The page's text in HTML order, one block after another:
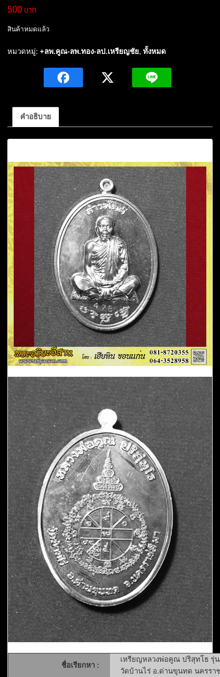
500
สินค้าหมดแล้ว
หมวดหมู่: +ลพ.คูณ-ลพ.ทอง-ลป.เหรียญชัย, ทั้งหมด
คำอธิบาย
ชื่อเรียกหา :
เหรียญหลวงพ่อคูณ ปริสุทโธ รุ่น
วัดบ้านไร่ อ.ด่านขุนทด นครรา